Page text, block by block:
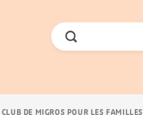
Chercher
DE MIGROS POUR LES FAMILLES